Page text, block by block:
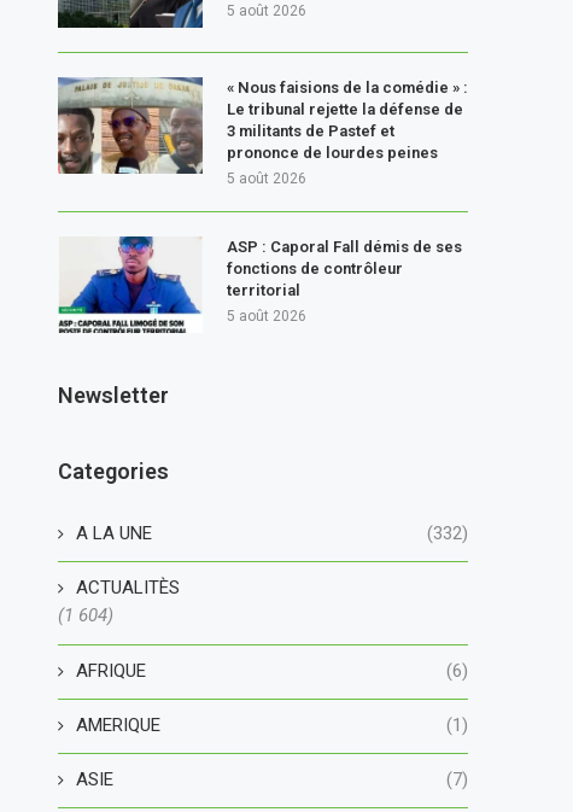
5 août 2026
« Nous faisions de la comédie » :
Le tribunal rejette la défense de
3 militants de Pastef et
prononce de lourdes peines
5 août 2026
ASP : Caporal Fall démis de ses
fonctions de contrôleur
territorial
5 août 2026
Newsletter
Categories
A LA UNE (332)
ACTUALITÈS
(1 604)
AFRIQUE (6)
AMERIQUE (1)
ASIE (7)